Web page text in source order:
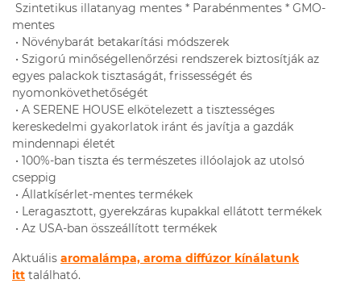
Szintetikus illatanyag mentes * Parabénmentes * GMO-
mentes
• Növénybarát betakarítási módszerek
• Szigorú minőségellenőrzési rendszerek biztosítják az
egyes palackok tisztaságát, frissességét és
nyomonkövethetőségét
• A SERENE HOUSE elkötelezett a tisztességes
kereskedelmi gyakorlatok iránt és javítja a gazdák
mindennapi életét
• 100%-ban tiszta és természetes illóolajok az utolsó
cseppig
• Állatkísérlet-mentes termékek
• Leragasztott, gyerekzáras kupakkal ellátott termékek
• Az USA-ban összeállított termékek
Aktuális aromalámpa, aroma diffúzor kínálatunk
itt található.